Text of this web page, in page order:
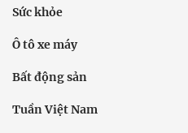
Sức khỏe
Ô tô xe máy
Bất động sản
Tuần Việt Nam